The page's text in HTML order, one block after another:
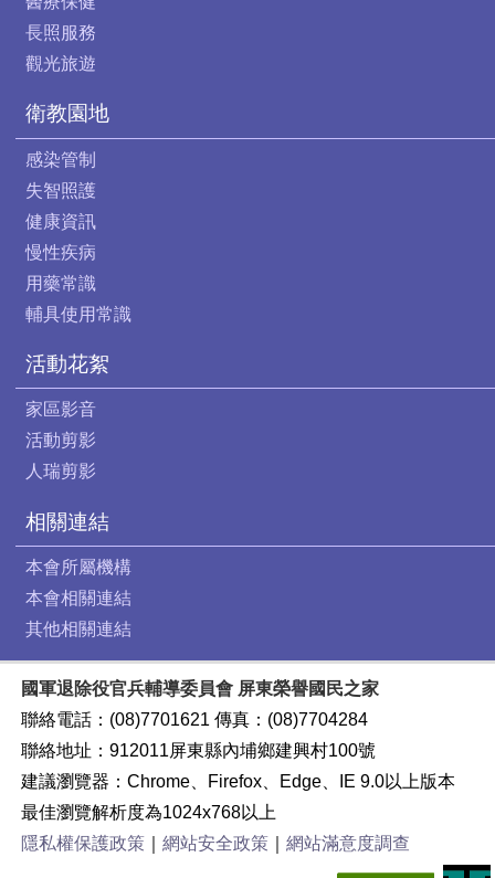
長照服務
觀光旅遊
衛教園地
感染管制
失智照護
健康資訊
慢性疾病
用藥常識
輔具使用常識
活動花絮
家區影音
活動剪影
人瑞剪影
相關連結
本會所屬機構
本會相關連結
其他相關連結
國軍退除役官兵輔導委員會 屏東榮譽國民之家
聯絡電話：(08)7701621 傳真：(08)7704284
聯絡地址：912011屏東縣內埔鄉建興村100號
建議瀏覽器：Chrome、Firefox、Edge、IE 9.0以上版本
最佳瀏覽解析度為1024x768以上
隱私權保護政策｜ 網站安全政策｜ 網站滿意度調查